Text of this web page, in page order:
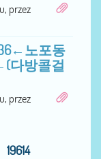
przez
노포동
다방콜걸
przez
19614